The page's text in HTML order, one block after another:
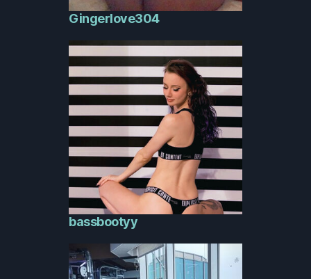
Gingerlove304
bassbootyy